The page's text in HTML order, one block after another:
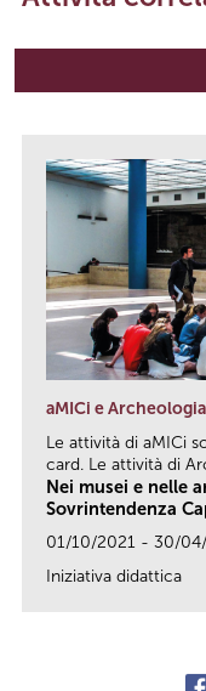
aMICi e
Le attività di aMICi
card. Le attività di
Nei musei e nelle
Sovrintendenza
01/10/2021 - 30/
Iniziativa didattica